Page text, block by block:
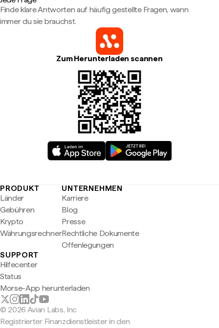
Finde klare Antworten auf häufig gestellte Fragen, wann
immer du sie brauchst.
Zum Herunterladen scannen
PRODUKT
Länder
Gebühren
Krypto
Währungsrechner
UNTERNEHMEN
Karriere
Blog
Presse
Rechtliche Dokumente
Offenlegungen
SUPPORT
Hilfecenter
Status
Morse-App herunterladen
© 2026 Avian Labs, Inc
Registrierter Finanzdienstleister in den